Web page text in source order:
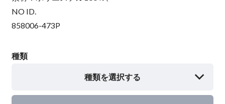
NO ID.
858006-473P
種類
種類を選択する